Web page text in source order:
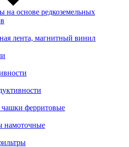
на основе редкоземельных
лента, магнитный винил
чашки ферритовые
намоточные